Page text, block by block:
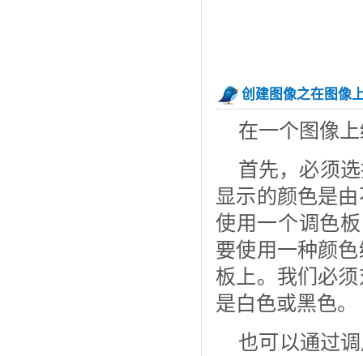
创建图像之在图像
在一个图像
首先，必须
显示的颜色是
使用一个调色
要使用一种颜
板上。我们必
是白色或黑色。
也可以通过